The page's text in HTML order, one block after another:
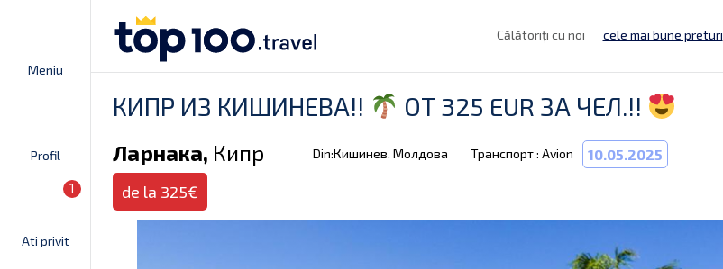
Meniu
Profil
Ati privit
1
Călătoriți cu noi cele mai bune preturi
КИПР ИЗ КИШИНЕВА!! ОТ 325 EUR ЗА ЧЕЛ.!!
Ларнака, Кипр Din:Кишинев, Молдова Транспорт : Avion 10.05.2025
de la 325€